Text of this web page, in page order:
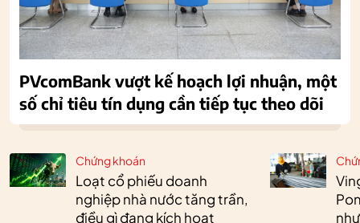
Chứng khoán
Loạt cổ phiếu doanh
nghiệp nhà nước tăng trần,
điều gì đang kích hoạt
PVcomBank vượt kế hoạch lợi nhuận, một
số chỉ tiêu tín dụng cần tiếp tục theo dõi